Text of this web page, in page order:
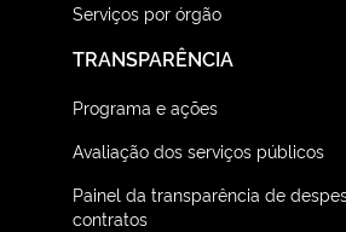
Serviços por órgão
TRANSPARÊNCIA
Programa e ações
Avaliação dos serviços públicos
Painel da transparência de
contratos